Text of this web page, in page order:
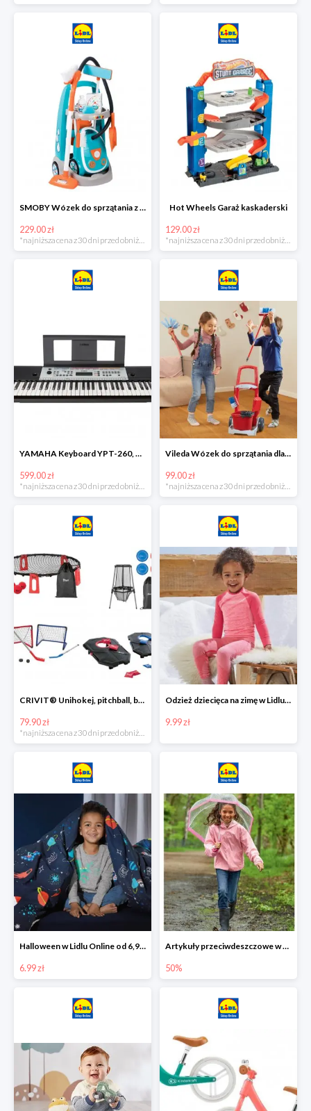
SMOBY Wózek do sprzątania z odkurzaczem
229.00 zł
Hot Wheels Garaż kaskaderski
129.00 zł
YAMAHA Keyboard YPT-260, 61 klawiszy
599.00 zł
*najniższa cena z 30 dni przed obniżką
Vileda Wózek do sprzątania dla dzieci
99.00 zł
*najniższa cena z 30 dni przed obniżką
CRIVIT® Unihokej, pitchball, bean bag lub disc golf
79.90 zł
Odzież dziecięca na zimę w Lidlu Online od 9,99 zł
9.99 zł
Halloween w Lidlu Online od 6,99 zł
6.99 zł
Artykuły przeciwdeszczowe w Lodilu Online do -50%
50%